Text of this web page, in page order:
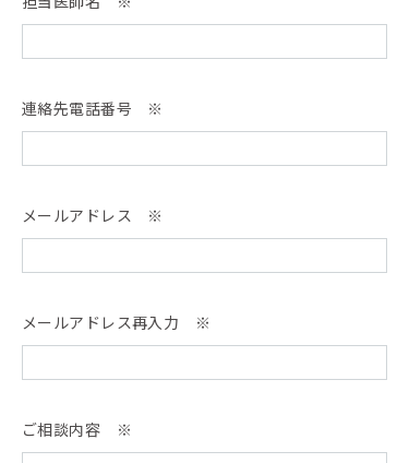
連絡先電話番号 ※
メールアドレス ※
メールアドレス再入力 ※
ご相談内容 ※